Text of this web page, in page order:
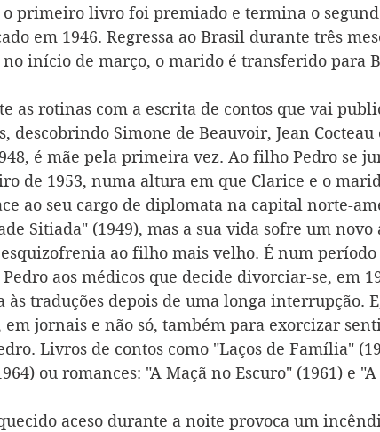
primeiro livro foi premiado e termina o
em 1946. Regressa ao Brasil durante três
início de março, o marido é transferido para
as rotinas com a escrita de contos que vai
descobrindo Simone de Beauvoir, Jean
é mãe pela primeira vez. Ao filho Pedro se
de 1953, numa altura em que Clarice e o
ao seu cargo de diplomata na capital norte-
Sitiada" (1949), mas a sua vida sofre um novo
ao filho mais velho. É num
aos médicos que decide divorciar-se, em
às traduções depois de uma longa interrupção.
em jornais e não só, também para exorcizar
Livros de contos como "Laços de Família"
ou romances: "A Maçã no Escuro" (1961) e
aceso durante a noite provoca um